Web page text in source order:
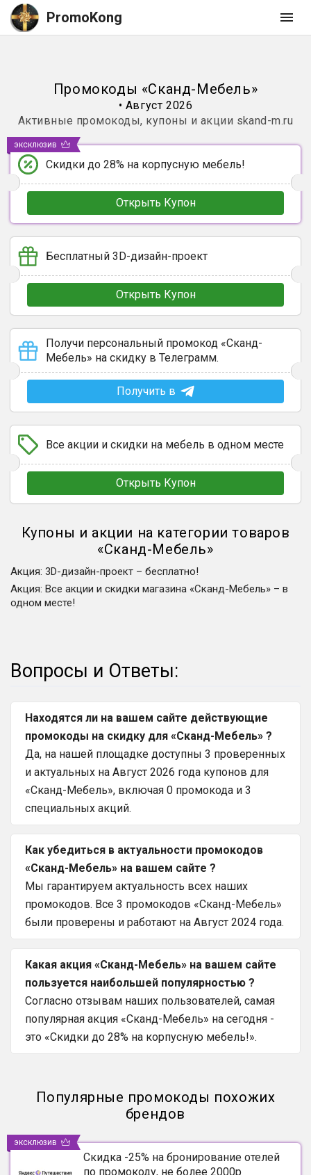
PromoKong
Промокоды «Сканд-Мебель»
• Август 2026
Активные промокоды, купоны и акции skand-m.ru
Скидки до 28% на корпусную мебель!
Открыть Купон
эксклюзив
Бесплатный 3D-дизайн-проект
Открыть Купон
Получи персональный промокод «Сканд-
Мебель» на скидку в Телеграмм.
Получить в
Все акции и скидки на мебель в одном месте
Открыть Купон
Купоны и акции на категории товаров
«Сканд-Мебель»
Акция: 3D-дизайн-проект – бесплатно!
Акция: Все акции и скидки магазина «Сканд-Мебель» – в
одном месте!
Вопросы и Ответы:
Находятся ли на вашем сайте действующие
промокоды на скидку для «Сканд-Мебель» ?
Да, на нашей площадке доступны 3 проверенных
и актуальных на Август 2026 года купонов для
«Сканд-Мебель», включая 0 промокода и 3
специальных акций.
Как убедиться в актуальности промокодов
«Сканд-Мебель» на вашем сайте ?
Мы гарантируем актуальность всех наших
промокодов. Все 3 промокодов «Сканд-Мебель»
были проверены и работают на Август 2024 года.
Какая акция «Сканд-Мебель» на вашем сайте
пользуется наибольшей популярностью ?
Согласно отзывам наших пользователей, самая
популярная акция «Сканд-Мебель» на сегодня -
это «Скидки до 28% на корпусную мебель!».
Популярные промокоды похожих
брендов
Скидка -25% на бронирование отелей
по промокоду, не более 2000р
эксклюзив